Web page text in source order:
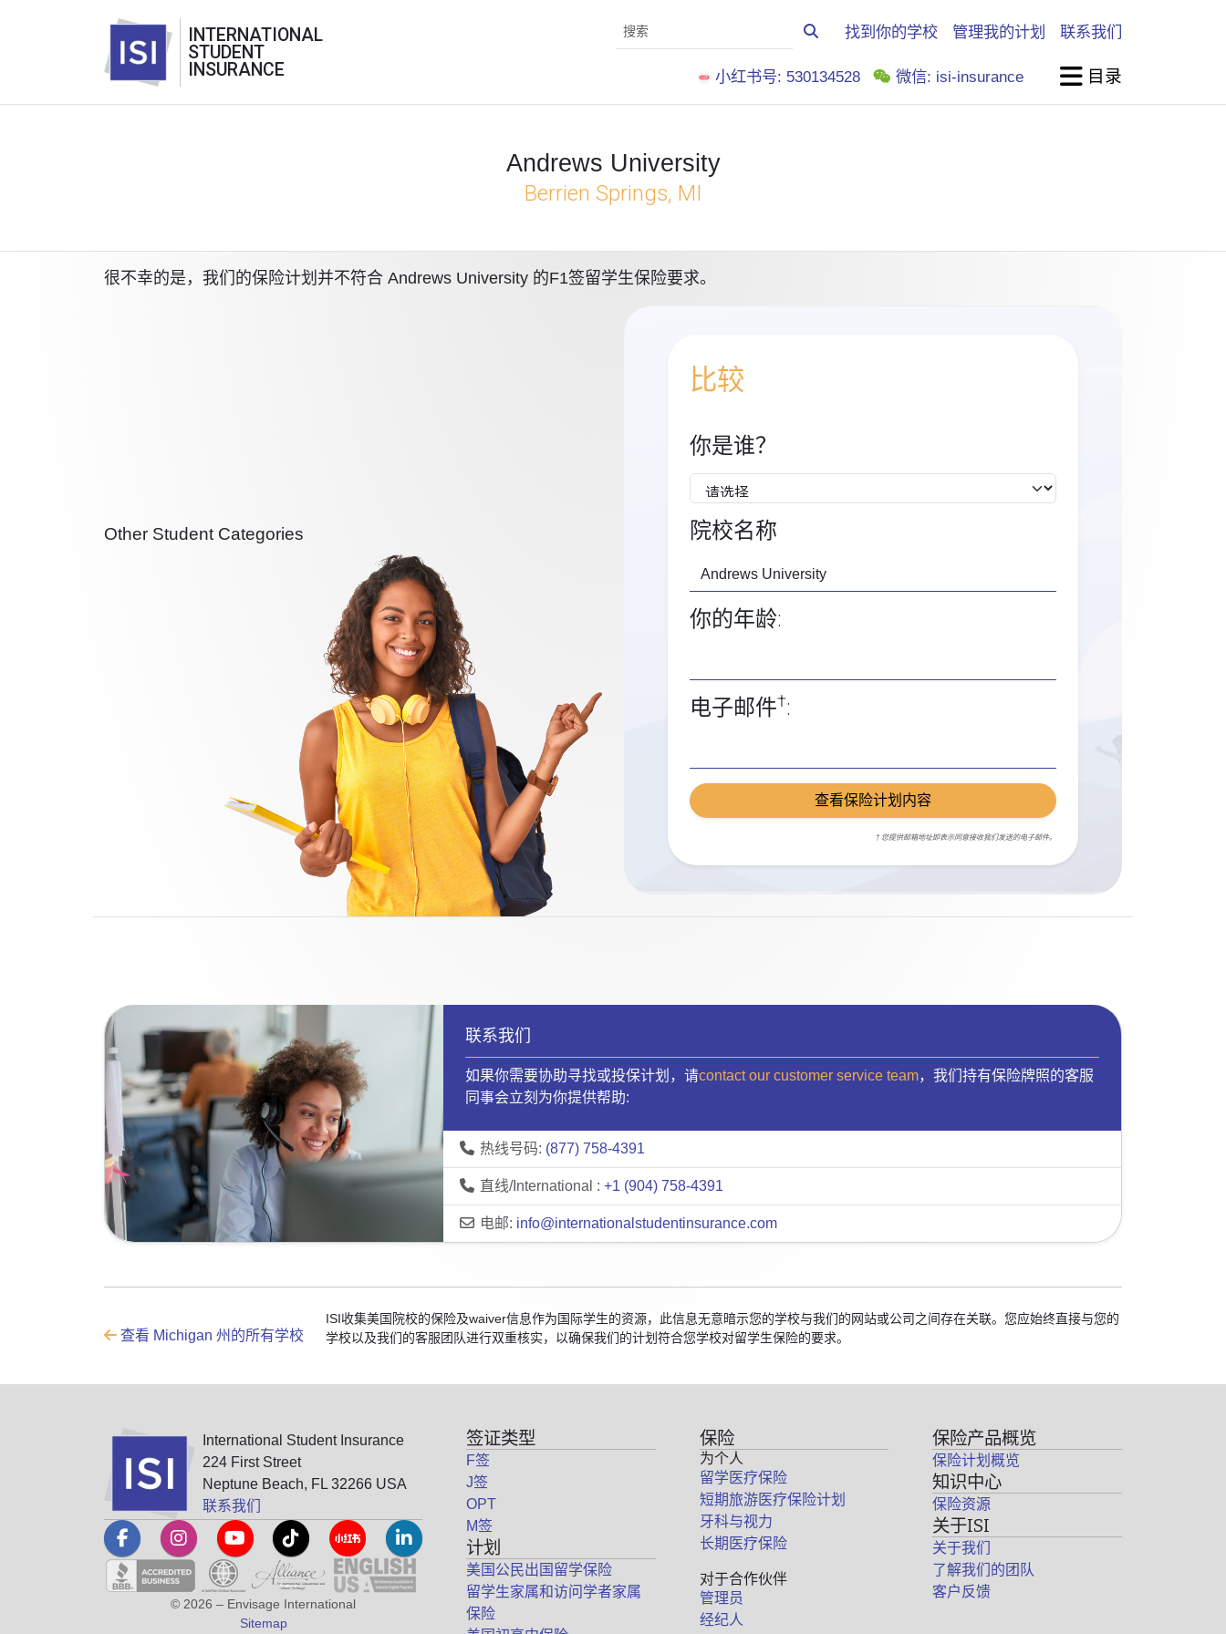
INTERNATIONAL
STUDENT
INSURANCE
找到你的学校 管理我的计划 联系我们
小红书号: 530134528 微信: isi-insurance 目录
Andrews University
Berrien Springs, MI
很不幸的是，我们的保险计划并不符合 Andrews University 的F1签留学生保险要求。
Other Student Categories
比较
你是谁？
院校名称
你的年龄:
电子邮件†:
查看保险计划内容
† 您提供邮箱地址即表示同意接收我们发送的电子邮件。
联系我们
如果你需要协助寻找或投保计划，请contact our customer service team，我们持有保险牌照的客服
同事会立刻为你提供帮助:
热线号码: (877) 758-4391
直线/International : +1 (904) 758-4391
电邮: info@internationalstudentinsurance.com
查看 Michigan 州的所有学校
ISI收集美国院校的保险及waiver信息作为国际学生的资源，此信息无意暗示您的学校与我们的网站或公司之间存在关联。您应始终直接与您的
学校以及我们的客服团队进行双重核实，以确保我们的计划符合您学校对留学生保险的要求。
International Student Insurance
224 First Street
Neptune Beach, FL 32266 USA
联系我们
© 2026 – Envisage International
Sitemap
签证类型
F签
J签
OPT
M签
计划
美国公民出国留学保险
留学生家属和访问学者家属
保险
保险
为个人
留学医疗保险
短期旅游医疗保险计划
牙科与视力
长期医疗保险
对于合作伙伴
管理员
经纪人
保险产品概览
保险计划概览
知识中心
保险资源
关于ISI
关于我们
了解我们的团队
客户反馈